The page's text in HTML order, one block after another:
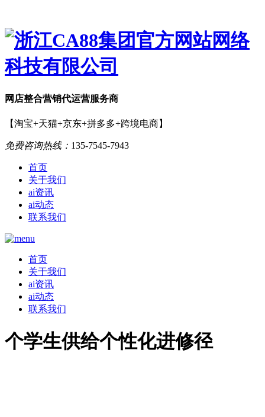
网店整合营销代运营服务商
【淘宝+天猫+京东+拼多多+跨境电商】
免费咨询热线： 135-7545-7943
首页
关于我们
ai资讯
ai动态
联系我们
首页
关于我们
ai资讯
ai动态
联系我们
个学生供给个性化进修径